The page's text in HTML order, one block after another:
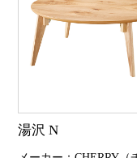
湯沢 N